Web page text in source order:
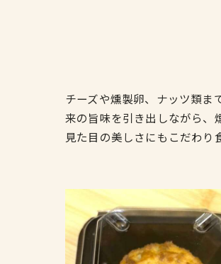
チーズや燻製卵、ナッツ類ま
来の旨味を引き出しながら、
見た目の美しさにもこだわり